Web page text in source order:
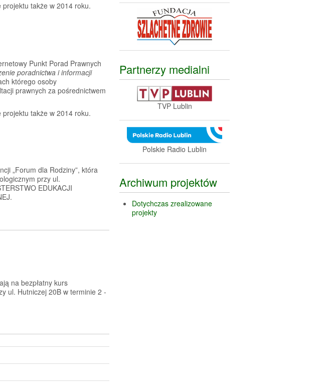
także w 2014 roku.
Punkt Porad Prawnych
poradnictwa i informacji
którego osoby
prawnych za pośrednictwem
także w 2014 roku.
„Forum dla Rodziny”, która
przy ul.
EDUKACJI
na bezpłatny kurs
ul. Hutniczej 20B w terminie 2 -
Partnerzy medialni
TVP Lublin
Polskie Radio Lublin
Archiwum projektów
Dotychczas zrealizowane
projekty